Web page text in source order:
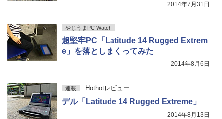
2014年7月31日
やじうまPC Watch
超堅牢PC「Latitude 14 Rugged Extrem
e」を落としまくってみた
2014年8月6日
連載 Hothotレビュー
デル「Latitude 14 Rugged Extreme」
2014年8月13日